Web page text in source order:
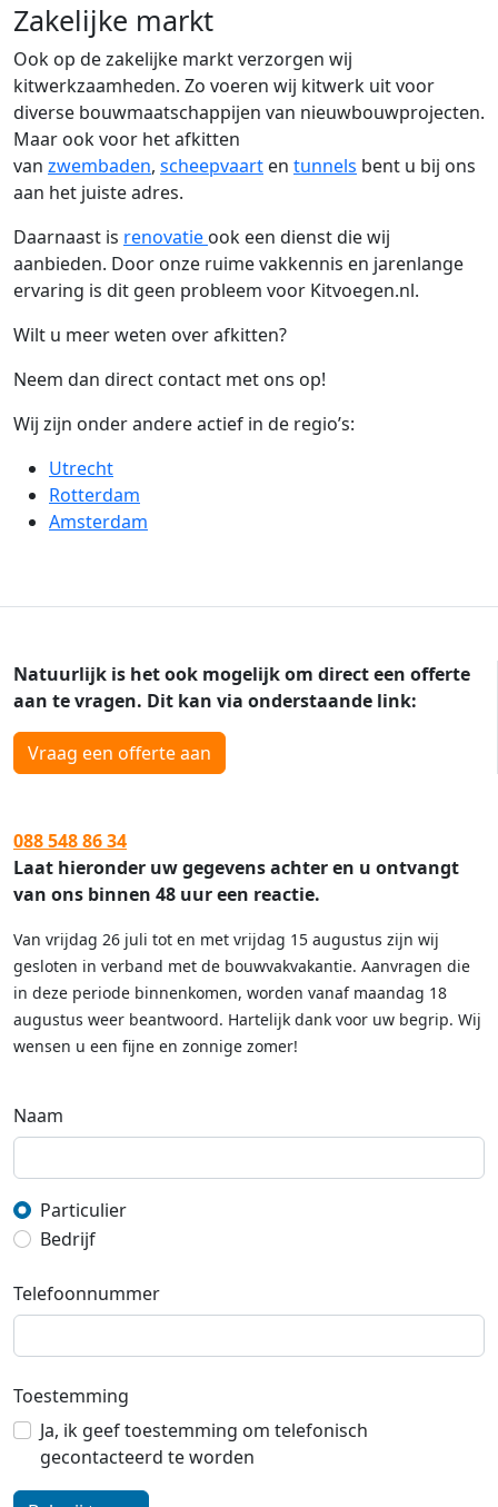
Zakelijke markt
Ook op de zakelijke markt verzorgen wij
kitwerkzaamheden. Zo voeren wij kitwerk uit voor
diverse bouwmaatschappijen van nieuwbouwprojecten.
Maar ook voor het afkitten
van zwembaden, scheepvaart en tunnels bent u bij ons
aan het juiste adres.
Daarnaast is renovatie ook een dienst die wij
aanbieden. Door onze ruime vakkennis en jarenlange
ervaring is dit geen probleem voor Kitvoegen.nl.
Wilt u meer weten over afkitten?
Neem dan direct contact met ons op!
Wij zijn onder andere actief in de regio’s:
Utrecht
Rotterdam
Amsterdam
Natuurlijk is het ook mogelijk om direct een offerte
aan te vragen. Dit kan via onderstaande link:
Vraag een offerte aan
088 548 86 34
Laat hieronder uw gegevens achter en u ontvangt
van ons binnen 48 uur een reactie.
Van vrijdag 26 juli tot en met vrijdag 15 augustus zijn wij
gesloten in verband met de bouwvakvakantie. Aanvragen die
in deze periode binnenkomen, worden vanaf maandag 18
augustus weer beantwoord. Hartelijk dank voor uw begrip. Wij
wensen u een fijne en zonnige zomer!
Naam
Particulier
Bedrijf
Telefoonnummer
Toestemming
Ja, ik geef toestemming om telefonisch
gecontacteerd te worden